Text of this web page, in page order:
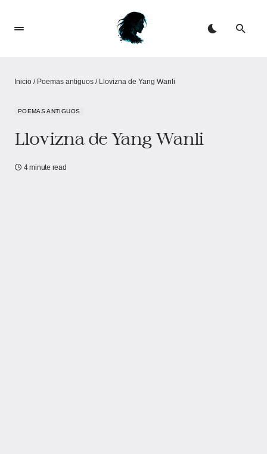
Inicio / Poemas antiguos / Llovizna de Yang Wanli
POEMAS ANTIGUOS
Llovizna de Yang Wanli
4 minute read